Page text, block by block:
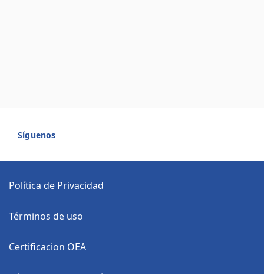
Síguenos
Política de Privacidad
Términos de uso
Certificacion OEA